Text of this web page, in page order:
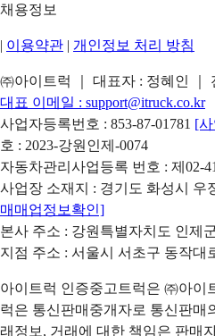
채용정보
| 이용약관 | 개인정보 처리 방침
㈜아이트럭 ｜ 대표자 : 정혜인 ｜
대표 이메일 : support@itruck.co.kr
사업자등록번호 : 853-87-01781 [
호 : 2023-강원인제-0074
자동차관리사업등록 번호 : 제02-
사업장 소재지 : 경기도 화성시 우
매매업정보확인]
본사 주소 : 강원특별자치도 인제
지점 주소 : 서울시 서초구 동작대
아이트럭 인증중고트럭은 ㈜아이
럭은 통신판매중개자로 통신판매
래정보, 거래에 대한 책임은 판매